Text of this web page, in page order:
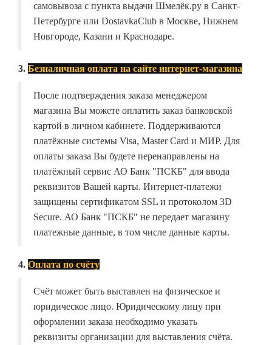
самовывоза с пункта выдачи Шмелёк.ру в Санкт-
Петербурге или DostavkaClub в Москве, Нижнем
Новгороде, Казани и Краснодаре.
3. Безналичная оплата на сайте интернет-магазина
После подтверждения заказа менеджером
магазина Вы можете оплатить заказ банковской
картой в личном кабинете. Поддерживаются
платёжные системы Visa, Master Card и МИР. Для
оплаты заказа Вы будете перенаправлены на
платёжный сервис АО Банк "ПСКБ" для ввода
реквизитов Вашей карты. Интернет-платежи
защищены сертификатом SSL и протоколом 3D
Secure. АО Банк "ПСКБ" не передает магазину
платежные данные, в том числе данные карты.
4. Оплата по счёту
Счёт может быть выставлен на физическое и
юридическое лицо. Юридическому лицу при
оформлении заказа необходимо указать
реквизиты организации для выставления счёта.